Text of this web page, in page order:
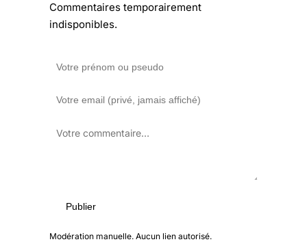
Commentaires temporairement
indisponibles.
Publier
Modération manuelle. Aucun lien autorisé.